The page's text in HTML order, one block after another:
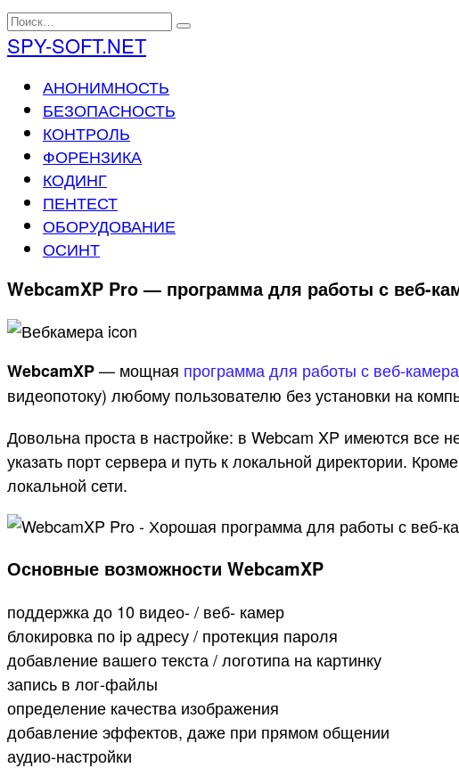
Перейти
к
содержанию
Search
for:
SPY-SOFT.NET
АНОНИМНОСТЬ
БЕЗОПАСНОСТЬ
КОНТРОЛЬ
ФОРЕНЗИКА
КОДИНГ
ПЕНТЕСТ
ОБОРУДОВАНИЕ
ОСИНТ
WebcamXP Pro — программа для работы с веб-
WebcamXP— мощная программа для работы с веб-
видеопотоку) любому пользователю без установки на
Довольна проста в настройке: в Webcam XP имеются все
указать порт сервера и путь к локальной директории.
локальной сети.
Основные возможности WebcamXP
поддержка до 10 видео- / веб- камер
блокировка по ip адресу / протекция пароля
добавление вашего текста / логотипа на картинку
запись в лог-файлы
определение качества изображения
добавление эффектов, даже при прямом общении
аудио-настройки